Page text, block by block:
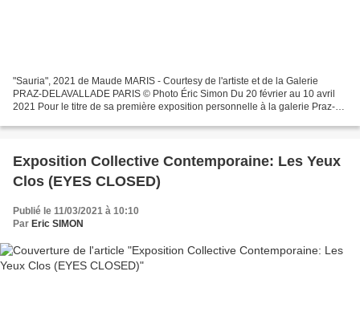
"Sauria", 2021 de Maude MARIS - Courtesy de l'artiste et de la Galerie
PRAZ-DELAVALLADE PARIS © Photo Éric Simon Du 20 février au 10 avril
2021 Pour le titre de sa première exposition personnelle à la galerie Praz-
Exposition Collective Contemporaine: Les Yeux
Clos (EYES CLOSED)
Publié le 11/03/2021 à 10:10
Par Eric SIMON